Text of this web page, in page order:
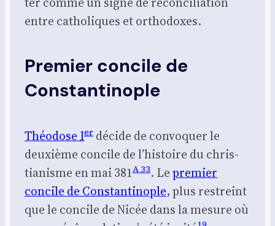
entre catho­liques et ortho­doxes.
Premier concile de
Constantinople
Théo­dose Ier décide de convo­quer le
deuxième concile de l’his­toire du chris­
tia­nisme en mai 381A 33. Lepre­mier
concile de Constan­ti­nople, plus res­treint
que le concile de Nicée dans la mesure où